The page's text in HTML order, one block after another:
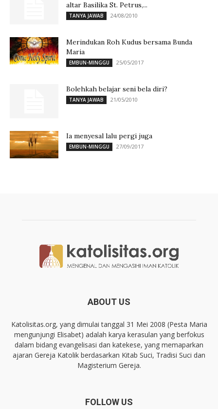
altar Basilika St. Petrus,...
TANYA JAWAB 24/08/2010
Merindukan Roh Kudus bersama Bunda
Maria
EMBUN-MINGGU 25/05/2017
Bolehkah belajar seni bela diri?
TANYA JAWAB 21/05/2010
Ia menyesal lalu pergi juga
EMBUN-MINGGU 27/09/2017
ABOUT US
Katolisitas.org, yang dimulai tanggal 31 Mei 2008 (Pesta Maria
mengunjungi Elisabet) adalah karya kerasulan yang berfokus
dalam bidang evangelisasi dan katekese, yang memaparkan
ajaran Gereja Katolik berdasarkan Kitab Suci, Tradisi Suci dan
Magisterium Gereja.
FOLLOW US